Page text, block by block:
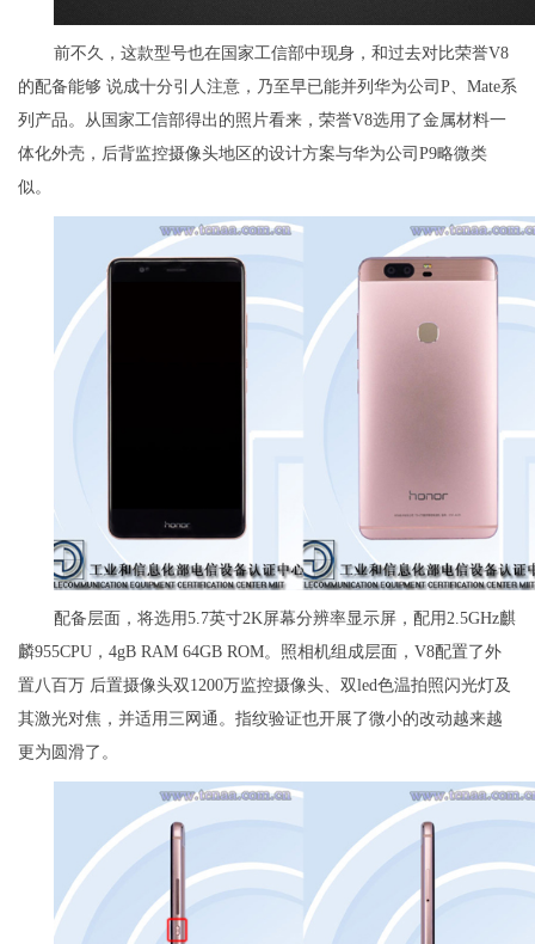
前不久，这款型号也在国家工信部中现身，和过去对比荣誉V8
的配备能够 说成十分引人注意，乃至早已能并列华为公司P、Mate系
列产品。从国家工信部得出的照片看来，荣誉V8选用了金属材料一
体化外壳，后背监控摄像头地区的设计方案与华为公司P9略微类
似。
配备层面，将选用5.7英寸2K屏幕分辨率显示屏，配用2.5GHz麒
麟955CPU，4gB RAM 64GB ROM。照相机组成层面，V8配置了外
置八百万 后置摄像头双1200万监控摄像头、双led色温拍照闪光灯及
其激光对焦，并适用三网通。指纹验证也开展了微小的改动越来越
更为圆滑了。